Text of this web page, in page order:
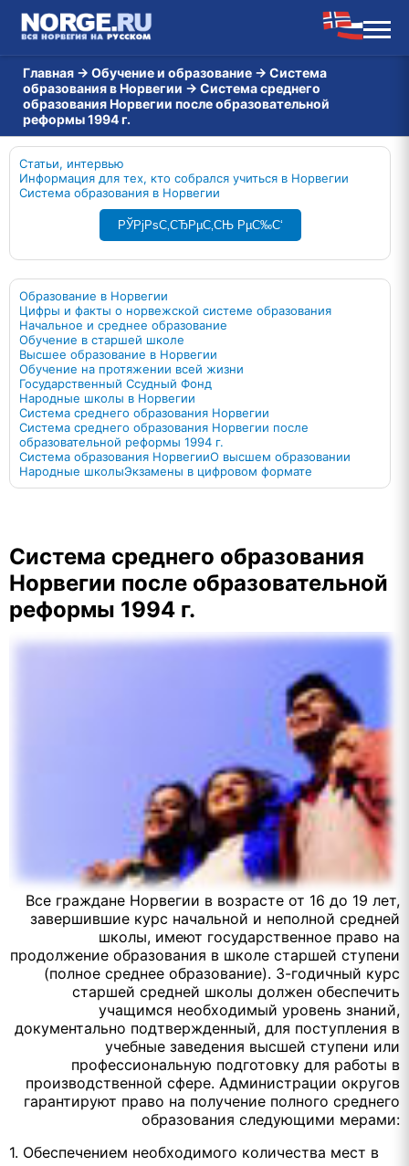
Главная → Обучение и образование → Система
образования в Норвегии → Система среднего
образования Норвегии после образовательной
реформы 1994 г.
Статьи, интервью
Информация для тех, кто собрался учиться в Норвегии
Система образования в Норвегии
РЎРјРѕС‚СЂРµС‚СЊ РµС‰С‘
Образование в Норвегии
Цифры и факты о норвежской системе образования
Начальное и среднее образование
Обучение в старшей школе
Высшее образование в Норвегии
Обучение на протяжении всей жизни
Государственный Ссудный Фонд
Народные школы в Норвегии
Система среднего образования Норвегии
Система среднего образования Норвегии после
образовательной реформы 1994 г.
Система образования НорвегииО высшем образовании
Народные школыЭкзамены в цифровом формате
Система среднего образования
Норвегии после образовательной
реформы 1994 г.
Все граждане Норвегии в возрасте от 16 до 19 лет,
завершившие курс начальной и неполной средней
школы, имеют государственное право на
продолжение образования в школе старшей ступени
(полное среднее образование). 3-годичный курс
старшей средней школы должен обеспечить
учащимся необходимый уровень знаний,
документально подтвержденный, для поступления в
учебные заведения высшей ступени или
профессиональную подготовку для работы в
производственной сфере. Администрации округов
гарантируют право на получение полного среднего
образования следующими мерами:
1. Обеспечением необходимого количества мест в